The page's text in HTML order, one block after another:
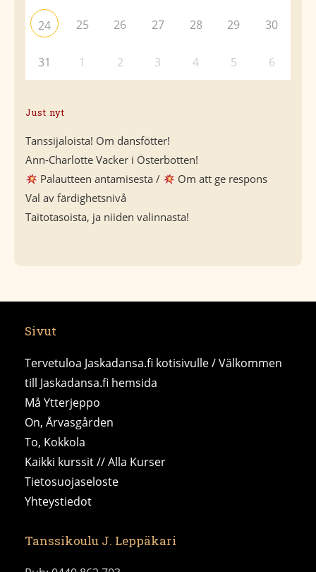
24 25 26 27 28 29 30
31 1 2 3 4 5 6
Just nyt
Tanssijaloista! Om dansfötter!
Ann-Charlotte Vacker i Österbotten!
Palautteen antamisesta /
Om att ge respons
Val av färdighetsnivå
Taitotasoista, ja niiden valinnasta!
Sivut
Tervetuloa Jaskadansa.fi kotisivulle / Välkommen
till Jaskadansa.fi hemsida
Må Ytterjeppo
On, Årvasgården
To, Kokkola
Kaikki kurssit // Alla Kurser
Tietosuojaseloste
Yhteystiedot
Tanssikoulu J. Leppäkari